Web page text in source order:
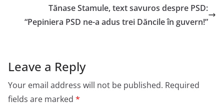
Tănase Stamule, text savuros despre PSD:
“Pepiniera PSD ne-a adus trei Dăncile în guvern!”
Leave a Reply
Your email address will not be published. Required
fields are marked *